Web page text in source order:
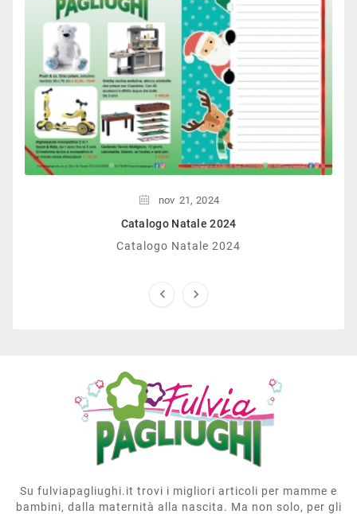
nov 21, 2024
Catalogo Natale 2024
Catalogo Natale 2024
 
Su fulviapagliughi.it trovi i migliori articoli per mamme e
bambini, dalla maternità alla nascita. Ma non solo, per gli